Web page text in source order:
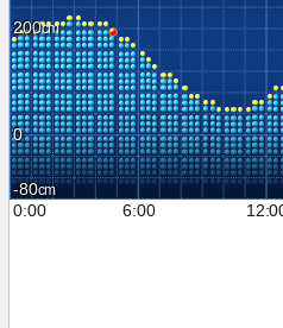
200
0
-80
0:00
6:00